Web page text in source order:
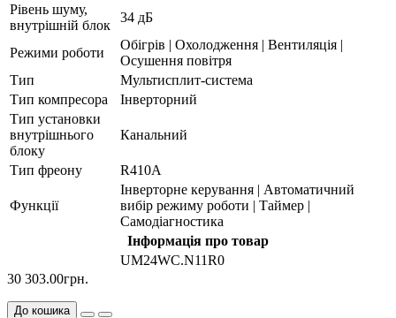
Рівень шуму,
внутрішній блок
34 дБ
Режими роботи
Обігрів | Охолодження | Вентиляція |
Осушення повітря
Тип
Мультисплит-система
Тип компресора
Інверторний
Тип установки
внутрішнього
блоку
Канальний
Тип фреону R410А
Функції
Інверторне керування | Автоматичний
вибір режиму роботи | Таймер |
Самодіагностика
Інформація про товар
UM24WC.N11R0
30 303.00грн.
До кошика